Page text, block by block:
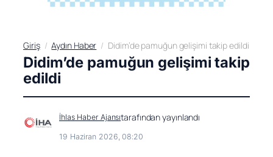
Giriş Aydın Haber Didim’de pamuğun gelişimi takip edildi
Didim’de pamuğun gelişimi takip
edildi
İhlas Haber Ajansıtarafından yayınlandı
19 Haziran 2026, 08:20